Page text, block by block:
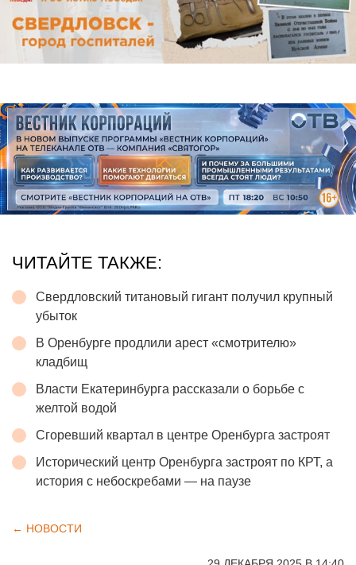
ЧИТАЙТЕ ТАКЖЕ:
Свердловский титановый гигант получил крупный
убыток
В Оренбурге продлили арест «смотрителю»
кладбищ
Власти Екатеринбурга рассказали о борьбе с
желтой водой
Сгоревший квартал в центре Оренбурга застроят
Исторический центр Оренбурга застроят по КРТ, а
история с небоскребами — на паузе
← НОВОСТИ